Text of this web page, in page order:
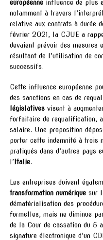
européenne influence de plus
notamment à travers
relative aux contrats à durée
février 2021, la CJUE a
devaient prévoir des mesures
résultant de l’utilisation de
successifs.
Cette influence européenne
des sanctions en cas de
législatives visent à
forfaitaire de requalification,
salaire. Une proposition
porter cette indemnité à trois
pratiqués dans d’autres pays
l’ Italie.
Les entreprises doivent
transformation numérique sur
dématérialisation des
formelles, mais ne diminue
de la Cour de cassation du
signature électronique d’un